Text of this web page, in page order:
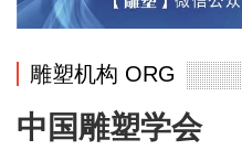
雕塑机构 ORG
中国雕塑学会